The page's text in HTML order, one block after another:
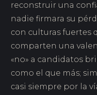
reconstruir una
nadie firmara su
con culturas fuertes
comparten una
«no» a candidatos
como el que más;
casi siempre por la